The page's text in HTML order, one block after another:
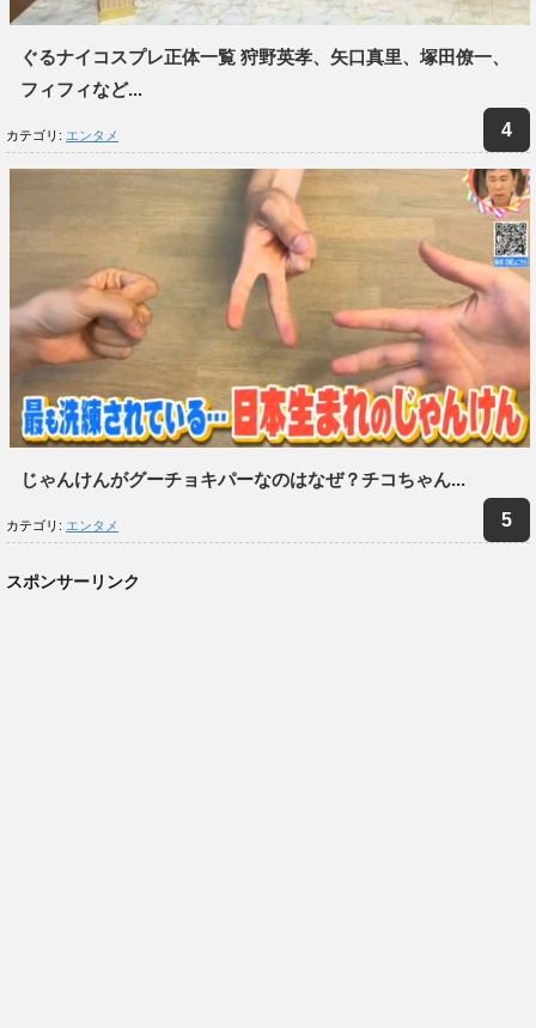
ぐるナイコスプレ正体一覧 狩野英孝、矢口真里、塚田僚一、
フィフィなど...
カテゴリ: エンタメ
じゃんけんがグーチョキパーなのはなぜ？チコちゃん...
カテゴリ: エンタメ
スポンサーリンク